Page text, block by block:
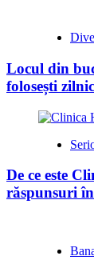
Locul din
folosești zilnic
De ce este
răspunsuri